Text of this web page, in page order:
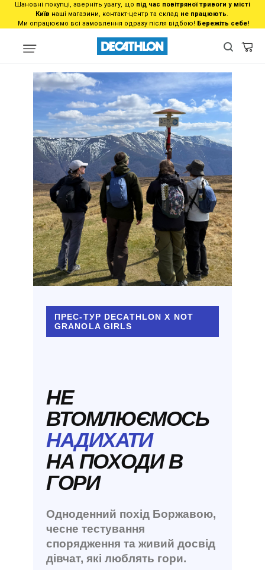
Шановні покупці, зверніть увагу, що під час повітряної тривоги у місті
Київ наші магазини, контакт-центр та склад не працюють.
Ми опрацюємо всі замовлення одразу після відбою! Бережіть себе!
ПРЕС-ТУР DECATHLON X NOT
GRANOLA GIRLS
НЕ
ВТОМЛЮЄМОСЬ
НАДИХАТИ
НА ПОХОДИ В
ГОРИ
Одноденний похід Боржавою,
чесне тестування
спорядження та живий досвід
дівчат, які люблять гори.